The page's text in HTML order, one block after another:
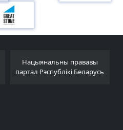
Нацыянальны прававы
партал Рэспублікі Беларусь